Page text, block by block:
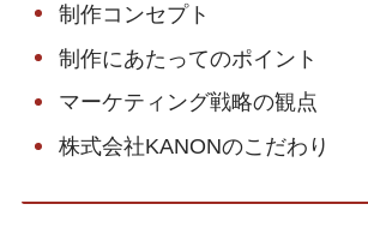
制作コンセプト
制作にあたってのポイント
マーケティング戦略の観点
株式会社KANONのこだわり